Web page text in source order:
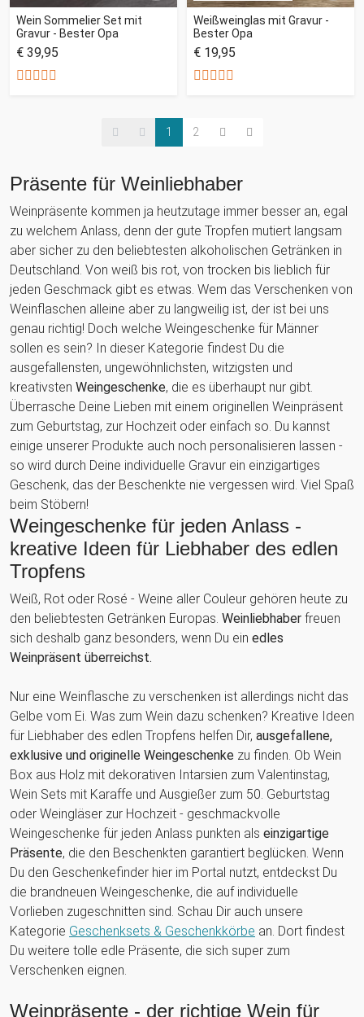
Wein Sommelier Set mit
Gravur - Bester Opa
€ 39,95
Weißweinglas mit Gravur -
Bester Opa
€ 19,95
1 2
Präsente für Weinliebhaber
Weinpräsente kommen ja heutzutage immer besser an, egal
zu welchem Anlass, denn der gute Tropfen mutiert langsam
aber sicher zu den beliebtesten alkoholischen Getränken in
Deutschland. Von weiß bis rot, von trocken bis lieblich für
jeden Geschmack gibt es etwas. Wem das Verschenken von
Weinflaschen alleine aber zu langweilig ist, der ist bei uns
genau richtig! Doch welche Weingeschenke für Männer
sollen es sein? In dieser Kategorie findest Du die
ausgefallensten, ungewöhnlichsten, witzigsten und
kreativsten Weingeschenke, die es überhaupt nur gibt.
Überrasche Deine Lieben mit einem originellen Weinpräsent
zum Geburtstag, zur Hochzeit oder einfach so. Du kannst
einige unserer Produkte auch noch personalisieren lassen -
so wird durch Deine individuelle Gravur ein einzigartiges
Geschenk, das der Beschenkte nie vergessen wird. Viel Spaß
beim Stöbern!
Weingeschenke für jeden Anlass -
kreative Ideen für Liebhaber des edlen
Tropfens
Weiß, Rot oder Rosé - Weine aller Couleur gehören heute zu
den beliebtesten Getränken Europas. Weinliebhaber freuen
sich deshalb ganz besonders, wenn Du ein edles
Weinpräsent überreichst.
Nur eine Weinflasche zu verschenken ist allerdings nicht das
Gelbe vom Ei. Was zum Wein dazu schenken? Kreative Ideen
für Liebhaber des edlen Tropfens helfen Dir, ausgefallene,
exklusive und originelle Weingeschenke zu finden. Ob Wein
Box aus Holz mit dekorativen Intarsien zum Valentinstag,
Wein Sets mit Karaffe und Ausgießer zum 50. Geburtstag
oder Weingläser zur Hochzeit - geschmackvolle
Weingeschenke für jeden Anlass punkten als einzigartige
Präsente, die den Beschenkten garantiert beglücken. Wenn
Du den Geschenkefinder hier im Portal nutzt, entdeckst Du
die brandneuen Weingeschenke, die auf individuelle
Vorlieben zugeschnitten sind. Schau Dir auch unsere
Kategorie Geschenksets & Geschenkkörbe an. Dort findest
Du weitere tolle edle Präsente, die sich super zum
Verschenken eignen.
Weinpräsente - der richtige Wein für